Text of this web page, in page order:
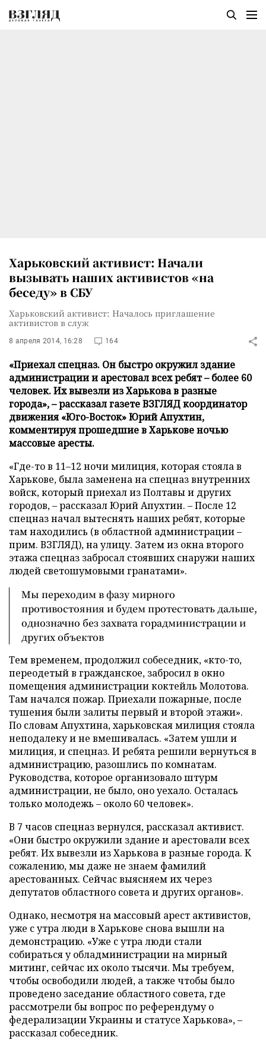
Харьковский активист: Начали
вызывать наших активистов «на
беседу» в СБУ
Харьковский активист: Началось приглашение
активистов в служ
8 апреля 2014, 16:28 164
«Приехал спецназ. Он быстро окружил здание
администрации и арестовал всех ребят – более 60
человек. Их вывезли из Харькова в разные
города», – рассказал газете ВЗГЛЯД координатор
движения «Юго-Восток» Юрий Апухтин,
комментируя прошедшие в Харькове ночью
массовые аресты.
«Где-то в 11–12 ночи милиция, которая стояла в
Харькове, была заменена на спецназ внутренних
войск, который приехал из Полтавы и других
городов, – рассказал Юрий Апухтин. – После 12
спецназ начал вытеснять наших ребят, которые
там находились (в областной администрации –
прим. ВЗГЛЯД), на улицу. Затем из окна второго
этажа спецназ забросал стоявших снаружи наших
людей светошумовыми гранатами».
Мы переходим в фазу мирного
противостояния и будем протестовать дальше,
однозначно без захвата горадминистрации и
других объектов
Тем временем, продолжил собеседник, «кто-то,
переодетый в гражданское, забросил в окно
помещения администрации коктейль Молотова.
Там начался пожар. Приехали пожарные, после
тушения были залиты первый и второй этажи».
По словам Апухтина, харьковская милиция стояла
неподалеку и не вмешивалась. «Затем ушли и
милиция, и спецназ. И ребята решили вернуться в
администрацию, разошлись по комнатам.
Руководства, которое организовало штурм
администрации, не было, оно уехало. Осталась
только молодежь – около 60 человек».
В 7 часов спецназ вернулся, рассказал активист.
«Они быстро окружили здание и арестовали всех
ребят. Их вывезли из Харькова в разные города. К
сожалению, мы даже не знаем фамилий
арестованных. Сейчас выясняем их через
депутатов областного совета и других органов».
Однако, несмотря на массовый арест активистов,
уже с утра люди в Харькове снова вышли на
демонстрацию. «Уже с утра люди стали
собираться у обладминистрации на мирный
митинг, сейчас их около тысячи. Мы требуем,
чтобы освободили людей, а также чтобы было
проведено заседание областного совета, где
рассмотрели бы вопрос по референдуму о
федерализации Украины и статусе Харькова», –
рассказал собеседник.